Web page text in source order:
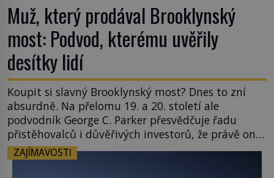
Muž, který prodával Brooklynský
most: Podvod, kterému uvěřily
desítky lidí
Koupit si slavný Brooklynský most? Dnes to zní
absurdně. Na přelomu 19. a 20. století ale
podvodník George C. Parker přesvědčuje řadu
přistěhovalců i důvěřivých investorů, že právě on
je jeho právoplatným vlastníkem. A není to jediná
památka, kterou dokáže „prodat“. Jeho
ZAJÍMAVOSTI